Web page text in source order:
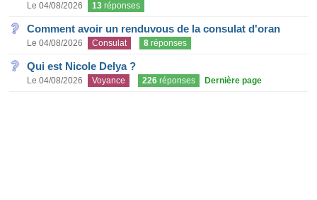
Le 04/08/2026 13 réponses
Comment avoir un renduvous de la consulat d'oran
Le 04/08/2026 Consulat 8 réponses
Qui est Nicole Delya ?
Le 04/08/2026 Voyance 226 réponses Dernière page